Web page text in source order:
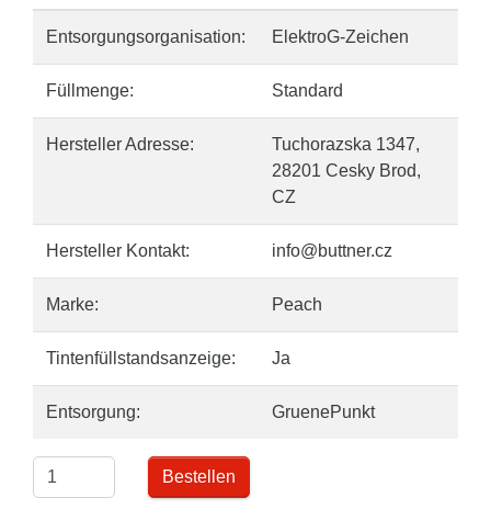
Entsorgungsorganisation: ElektroG-Zeichen
Füllmenge: Standard
Hersteller Adresse:
Tuchorazska 1347,
28201 Cesky Brod,
CZ
Hersteller Kontakt: info@buttner.cz
Marke: Peach
Tintenfüllstandsanzeige: Ja
Entsorgung: GruenePunkt
Bestellen